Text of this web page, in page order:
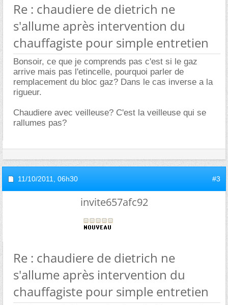
Re : chaudiere de dietrich ne
s'allume après intervention du
chauffagiste pour simple entretien
Bonsoir, ce que je comprends pas c'est si le gaz
arrive mais pas l'etincelle, pourquoi parler de
remplacement du bloc gaz? Dans le cas inverse a la
rigueur.
Chaudiere avec veilleuse? C'est la veilleuse qui se
rallumes pas?
11/10/2011, 06h30 #3
invite657afc92
Re : chaudiere de dietrich ne
s'allume après intervention du
chauffagiste pour simple entretien